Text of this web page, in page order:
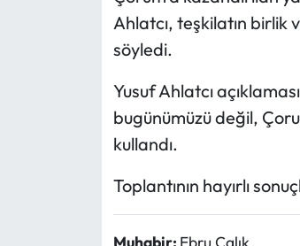
Ahlatcı, teşkilatın birlik
söyledi.
Yusuf Ahlatcı
bugünümüzü değil,
kullandı.
Toplantının hayırlı